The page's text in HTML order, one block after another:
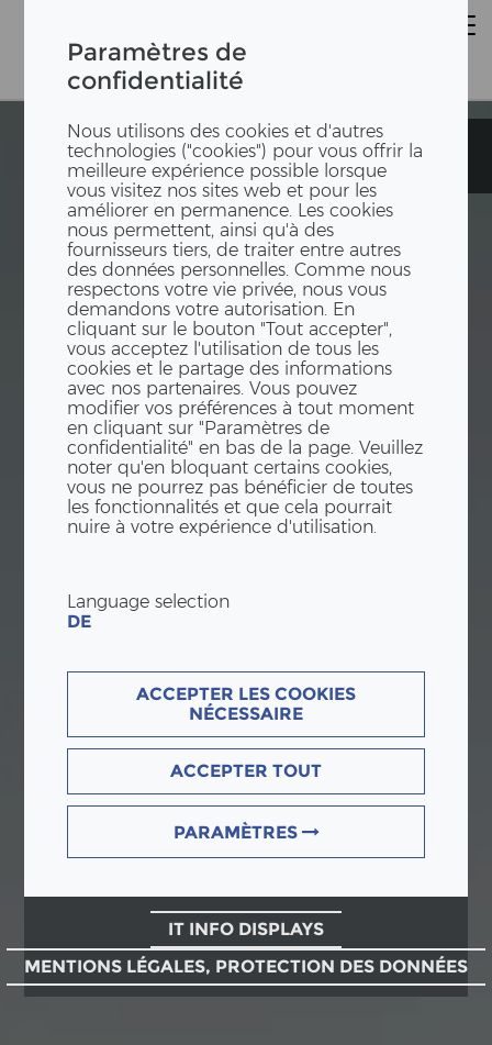
Paramètres de
confidentialité
Nous utilisons des cookies et d'autres
technologies ("cookies") pour vous offrir la
meilleure expérience possible lorsque
vous visitez nos sites web et pour les
améliorer en permanence. Les cookies
nous permettent, ainsi qu'à des
fournisseurs tiers, de traiter entre autres
des données personnelles. Comme nous
respectons votre vie privée, nous vous
demandons votre autorisation. En
cliquant sur le bouton "Tout accepter",
vous acceptez l'utilisation de tous les
cookies et le partage des informations
avec nos partenaires. Vous pouvez
modifier vos préférences à tout moment
en cliquant sur "Paramètres de
confidentialité" en bas de la page. Veuillez
noter qu'en bloquant certains cookies,
vous ne pourrez pas bénéficier de toutes
les fonctionnalités et que cela pourrait
nuire à votre expérience d'utilisation.
Language selection
DE
ACCEPTER LES COOKIES
NÉCESSAIRE
ACCEPTER TOUT
PARAMÈTRES
IT INFO DISPLAYS
MENTIONS LÉGALES, PROTECTION DES DONNÉES
Jardin
d'enfants
Jardin
d'enfants